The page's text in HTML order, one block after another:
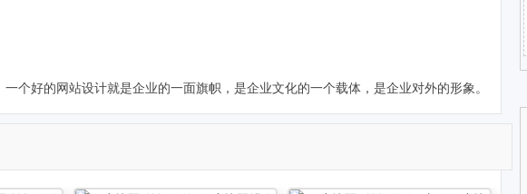
好的网站设计就是企业的一面旗帜，是企业文化的一个载体，是企业对外的形象。